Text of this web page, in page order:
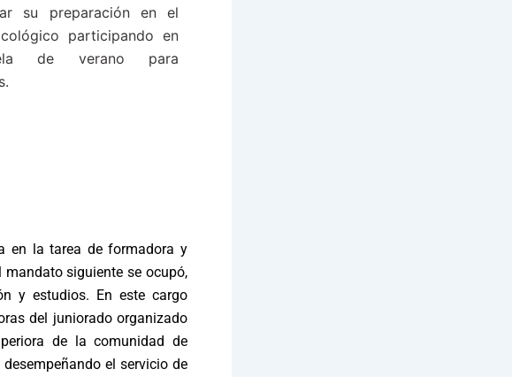
su preparación en el
participando en
de verano para
en la tarea de formadora y
siguiente se ocupó,
y estudios. En este cargo
del juniorado organizado
de la comunidad de
el servicio de